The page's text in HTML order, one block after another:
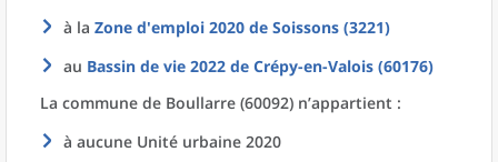
à la Zone d'emploi 2020 de Soissons (3221)
au Bassin de vie 2022 de Crépy-en-Valois (60176)
La commune de Boullarre (60092) n’appartient :
à aucune Unité urbaine 2020